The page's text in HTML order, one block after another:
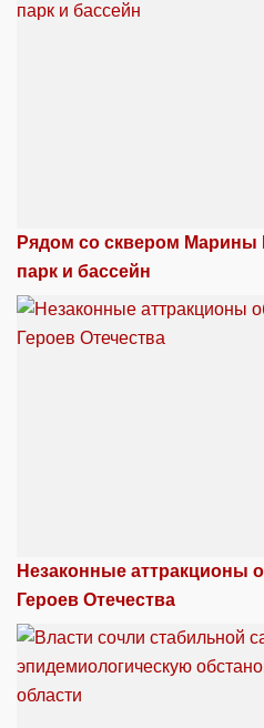
Рядом со сквером Марины
парк и бассейн
Незаконные аттракционы
Героев Отечества